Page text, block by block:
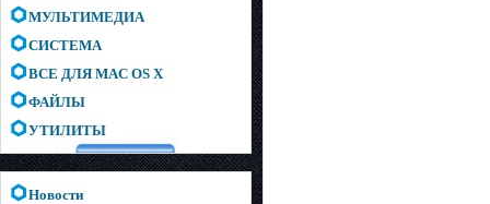
МУЛЬТИМЕДИА
СИСТЕМА
ВСЕ ДЛЯ MAC OS X
ФАЙЛЫ
УТИЛИТЫ
Новости